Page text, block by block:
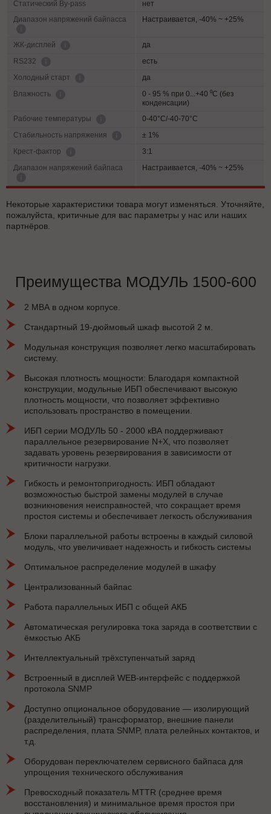
Статический By-pass
нет
Диапазон напряжений байпасса
Настраивается, -40% ~ +25%
ЖК-дисплей
да
RS232
есть
Холодный старт
да
Влажность
0 - 95 % при 0...+40 ⁰С (без
конденсации)
Рабочие температуры
0-40°C/-40-70°C
Cтабильность напряжения
± 1%
Крест-фактор
3:1
Диапазон напряжений байпаса
Настраивается, -40% ~ +25%
Некоторые характеристики товара могут изменяться. Уточняйте,
пожалуйста, критичные для вас параметры у нас или наших
партнёров.
Преимущества МОДУЛЬ 1500-600
2 МВА в одном корпусе.
Стандартный 19-дюймовый шкаф высотой 2 м.
Модульная конструкция позволяет легко масштабировать
систему.
Высокая плотность мощности: Благодаря компактной
конструкции, модульные ИБП обеспечивают высокую
плотность мощности, что позволяет эффективно
использовать пространство в помещении.
ИБП серии МОДУЛЬ 50 - 2000 кВА поддерживают
параллельное резервирование N+X, что позволяет
задавать уровень резервирования в зависимости от
критичности нагрузки.
Гибкость и ремонтопригодность: ИБП обладают
возможностью быстрой замены модулей в случае
возникновения неисправностей, что сокращает время
простоя системы и обеспечивает легкость обслуживания
Блоки параллельной работы встроены в каждый силовой
модуль, что увеличивает надежность и гибкость системы
Оптимальное распределение модулей в шкафу
Централизованный байпас
Работа параллельных ИБП с общей АКБ
Автоматическая регулировка тока заряда в соответствии с
ёмкостью АКБ
Интеллектуальный трёхступенчатый заряд
Встроенный в дисплей WEB-интерфейс с поддержкой
протокола SNMP
Доступно опциональное оборудование — изолирующий
(разделительный) трансформатор, внешние панели
распределения, плата SNMP, плата релейных контактов, и
т.д.
Оборудован переключателем сервисного байпаса для
упрощения технического обслуживания
Превосходный показатель MTTR (среднее время
восстановления) и минимальное время простоя при